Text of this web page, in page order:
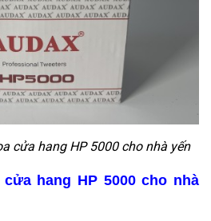
cửa hang HP 5000 cho nhà yến
hang HP 5000 cho nhà